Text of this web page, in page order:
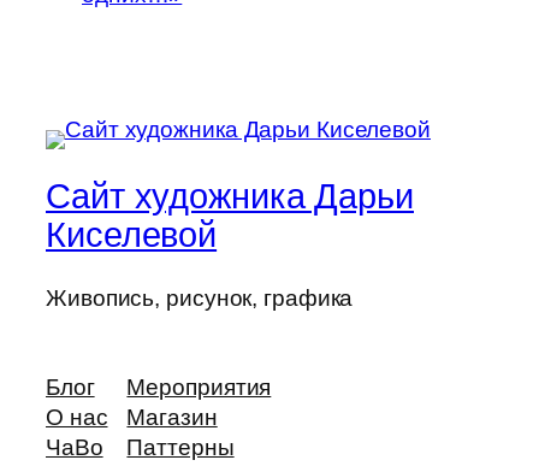
Сайт художника Дарьи
Киселевой
Живопись, рисунок, графика
Блог
О нас
ЧаВо
Мероприятия
Магазин
Паттерны